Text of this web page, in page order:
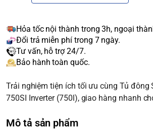
Hỏa tốc nội thành trong 3h, ngoại
Đổi trả miễn phí trong 7 ngày.
Tư vấn, hỗ trợ 24/7.
Bảo hành toàn quốc.
Trải nghiệm tiện ích tối ưu cùng Tủ đông
750SI Inverter (750l), giao hàng nhanh
Mô tả sản phẩm